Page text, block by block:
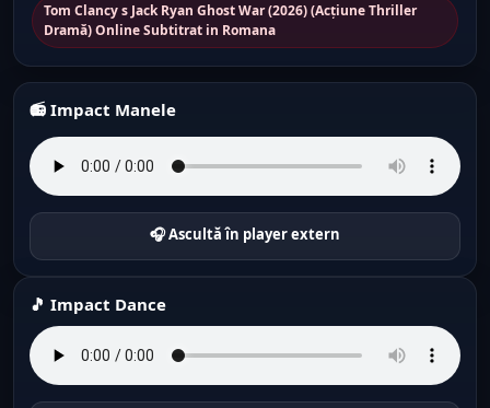
Tom Clancy s Jack Ryan Ghost War (2026) (Acțiune Thriller
Dramă) Online Subtitrat in Romana
📻 Impact Manele
🎧 Ascultă în player extern
🎵 Impact Dance